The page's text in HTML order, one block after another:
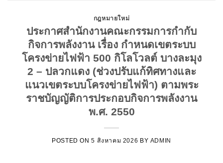
กฎหมายใหม่
ประกาศสำนักงานคณะกรรมการกำกับ
กิจการพลังงาน เรื่อง กำหนดเขตระบบ
โครงข่ายไฟฟ้า 500 กิโลโวลต์ บางละมุง
2 – ปลวกแดง (ช่วงปรับแก้ทิศทางและ
แนวเขตระบบโครงข่ายไฟฟ้า) ตามพระ
ราชบัญญัติการประกอบกิจการพลังงาน
พ.ศ. 2550
POSTED ON5 สิงหาคม 2026 BY ADMIN